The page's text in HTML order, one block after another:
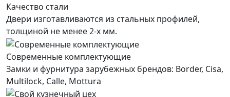
Качество стали
Двери изготавливаются из стальных профилей,
толщиной не менее 2-х мм.
Современные комплектующие
Замки и фурнитура зарубежных брендов: Border, Cisa,
Multilock, Calle, Mottura